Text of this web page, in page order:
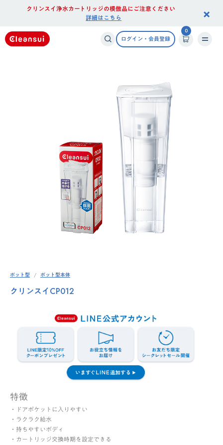
クリンスイ浄水カートリッジの模倣品にご注意ください
詳細はこちら
×
ログイン・会員登録
0
ポット型 ポット型本体
クリンスイCP012
特徴
・ドアポケットに入りやすい
・ラクラク給水
・持ちやすいボディ
・カートリッジ交換時期を設定できる